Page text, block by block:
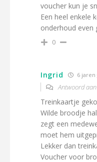
voucher kun je
Een heel enkele
onderhoud even
0
Ingrid 6
Antwoord aan
Treinkaartje
Wilde broodje
zegt een
moet hem
Lekker dan
Voucher voor